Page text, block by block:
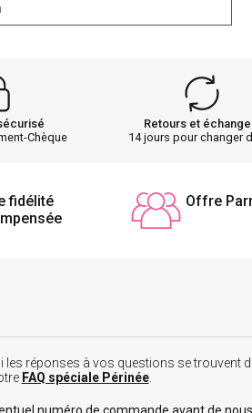
Chèque
Retours et
14 jours pour changer
fidélité
Offre
les réponses à vos questions se trouvent
FAQ spéciale Périnée.